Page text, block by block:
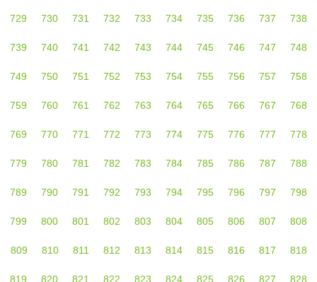
729 730 731 732 733 734 735 736 737 738
739 740 741 742 743 744 745 746 747 748
749 750 751 752 753 754 755 756 757 758
759 760 761 762 763 764 765 766 767 768
769 770 771 772 773 774 775 776 777 778
779 780 781 782 783 784 785 786 787 788
789 790 791 792 793 794 795 796 797 798
799 800 801 802 803 804 805 806 807 808
809 810 811 812 813 814 815 816 817 818
819 820 821 822 823 824 825 826 827 828